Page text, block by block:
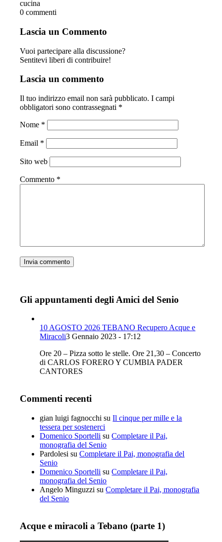
cucina
0 commenti
Lascia un Commento
Vuoi partecipare alla discussione?
Sentitevi liberi di contribuire!
Lascia un commento
Il tuo indirizzo email non sarà pubblicato. I campi
obbligatori sono contrassegnati *
Nome *
Email *
Sito web
Commento *
Gli appuntamenti degli Amici del Senio
10 AGOSTO 2026 TEBANO Recupero Acque e
Miracoli3 Gennaio 2023 - 17:12
Ore 20 – Pizza sotto le stelle. Ore 21,30 – Concerto
di CARLOS FORERO Y CUMBIA PADER
CANTORES
Commenti recenti
gian luigi fagnocchi suIl cinque per mille e la
tessera per sostenerci
Domenico Sportelli suCompletare il Pai,
monografia del Senio
Pardolesi suCompletare il Pai, monografia del
Senio
Domenico Sportelli suCompletare il Pai,
monografia del Senio
Angelo Minguzzi suCompletare il Pai, monografia
del Senio
Acque e miracoli a Tebano (parte 1)